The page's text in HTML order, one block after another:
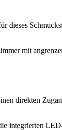
dieses
mit
direkten
integrierten